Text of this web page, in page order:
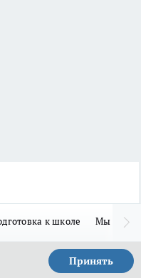
к школе Мы в MAX
Принять